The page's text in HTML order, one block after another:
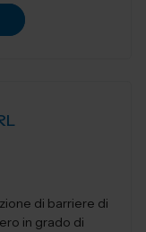
di barriere di
in grado di